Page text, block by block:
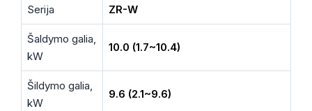
Serija ZR-W
Šaldymo galia,
kW
10.0 (1.7~10.4)
Šildymo galia,
kW
9.6 (2.1~9.6)